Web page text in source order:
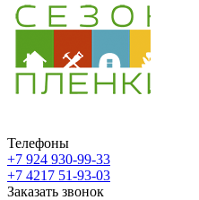
Телефоны
+7 924 930-99-33
+7 4217 51-93-03
Заказать звонок